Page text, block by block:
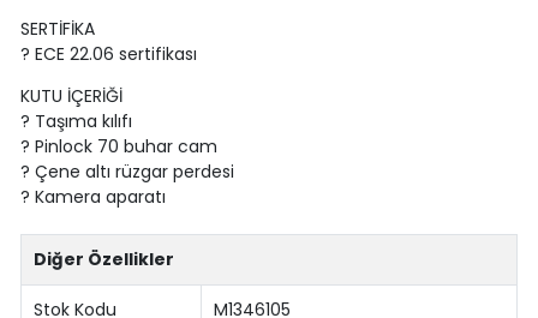
SERTİFİKA
? ECE 22.06 sertifikası
KUTU İÇERİĞİ
? Taşıma kılıfı
? Pinlock 70 buhar cam
? Çene altı rüzgar perdesi
? Kamera aparatı
Diğer Özellikler
Stok Kodu M1346105